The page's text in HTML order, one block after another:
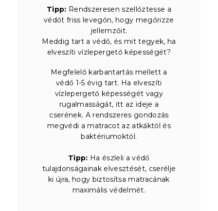
Tipp: Rendszeresen szellőztesse a
védőt friss levegőn, hogy megőrizze
jellemzőit.
Meddig tart a védő, és mit tegyek, ha
elveszíti vízlepergető képességét?
Megfelelő karbantartás mellett a
védő 1-5 évig tart. Ha elveszíti
vízlepergető képességét vagy
rugalmasságát, itt az ideje a
cserének. A rendszeres gondozás
megvédi a matracot az atkáktól és
baktériumoktól.
Tipp: Ha észleli a védő
tulajdonságainak elvesztését, cserélje
ki újra, hogy biztosítsa matracának
maximális védelmét.